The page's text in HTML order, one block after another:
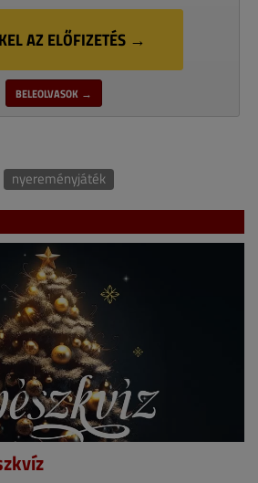
AZ ELŐFIZETÉS →
BELEOLVASOK →
nyereményjáték